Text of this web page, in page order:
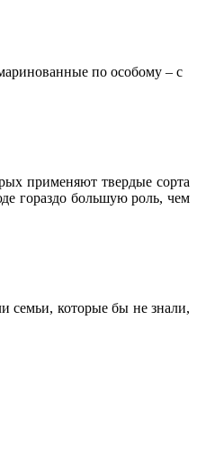
по особому – с
применяют твердые сорта
гораздо большую роль, чем
семьи, которые бы не знали,